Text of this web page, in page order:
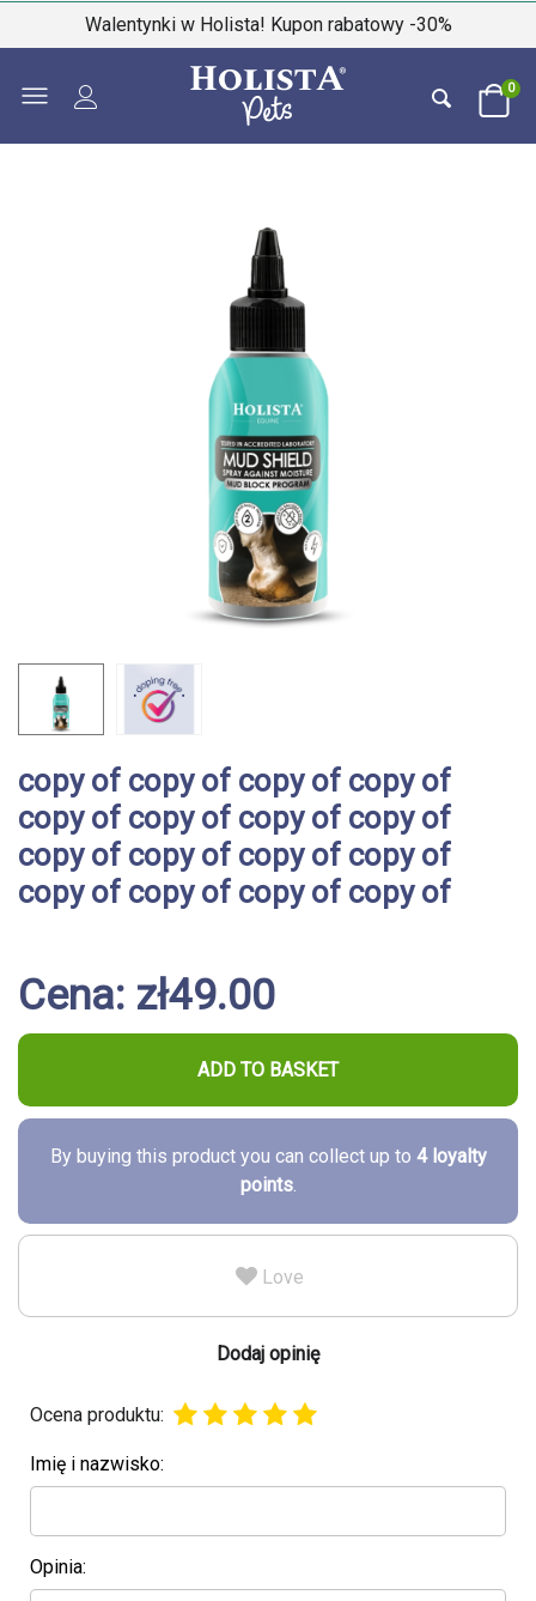
Walentynki w Holista! Kupon rabatowy -30%
0
copy of copy of copy of copy of
copy of copy of copy of copy of
copy of copy of copy of copy of
copy of copy of copy of copy of
Cena: zł49.00
ADD TO BASKET
By buying this product you can collect up to 4loyalty
points.
Love
Dodaj opinię
Ocena produktu:
Imię i nazwisko:
Opinia: